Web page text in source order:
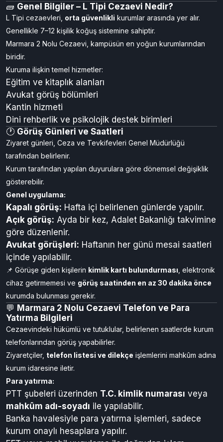
🧱 Genel Bilgiler – L Tipi Cezaevi Nedir?
L Tipi cezaevleri, orta güvenlikli kurumlar arasında yer alır.
Genellikle 7–12 kişilik koğuş sistemine sahiptir.
Marmara 2 Nolu Cezaevi, kampüsün en yoğun kurumlarından
biridir.
Kuruma ilişkin temel hizmetler:
Eğitim ve kitaplık alanları
Avukat görüş bölümleri
Kantin hizmeti
Dini rehberlik ve psikolojik destek birimleri
🕐 Görüş Günleri ve Saatleri
Ziyaret günleri, Ceza ve Tevkifevleri Genel Müdürlüğü
tarafından belirlenir.
Kurum tarafından yapılan duyurulara göre dönemsel değişiklik
gösterebilir.
Genel uygulama:
Kapalı görüş: Hafta içi belirlenen günlerde yapılır.
Açık görüş: Ayda bir kez, Adalet Bakanlığı takvimine
göre düzenlenir.
Avukat görüşleri: Haftanın her günü mesai saatleri
içinde yapılabilir.
📌 Görüşe giden kişilerin kimlik kartı bulundurması , elektronik
cihaz getirmemesi ve görüş saatinden en az 30 dakika önce
kurumda bulunması gerekir.
💬 Marmara 2 Nolu Cezaevi Telefon ve Para
Yatırma Bilgileri
Cezaevindeki hükümlü ve tutuklular, belirlenen saatlerde kurum
telefonlarından görüş yapabilirler.
Ziyaretçiler, telefon listesi ve dilekçe işlemlerini mahkûm adına
kurum idaresine iletir.
Para yatırma:
PTT şubeleri üzerinden T.C. kimlik numarası veya
mahkûm adı-soyadı ile yapılabilir.
Banka havalesiyle para yatırma işlemleri, sadece
kurum onaylı hesaplara yapılır.